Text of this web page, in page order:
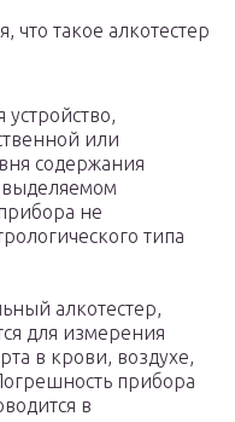
что такое алкотестер
устройство,
или
содержания
выделяемом
не
типа
алкотестер,
для измерения
в крови, воздухе,
прибора
в